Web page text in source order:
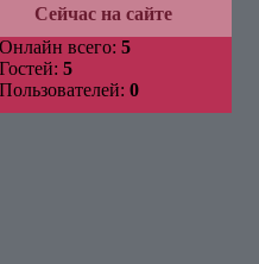
Сейчас на сайте
Онлайн всего: 5
Гостей: 5
Пользователей: 0